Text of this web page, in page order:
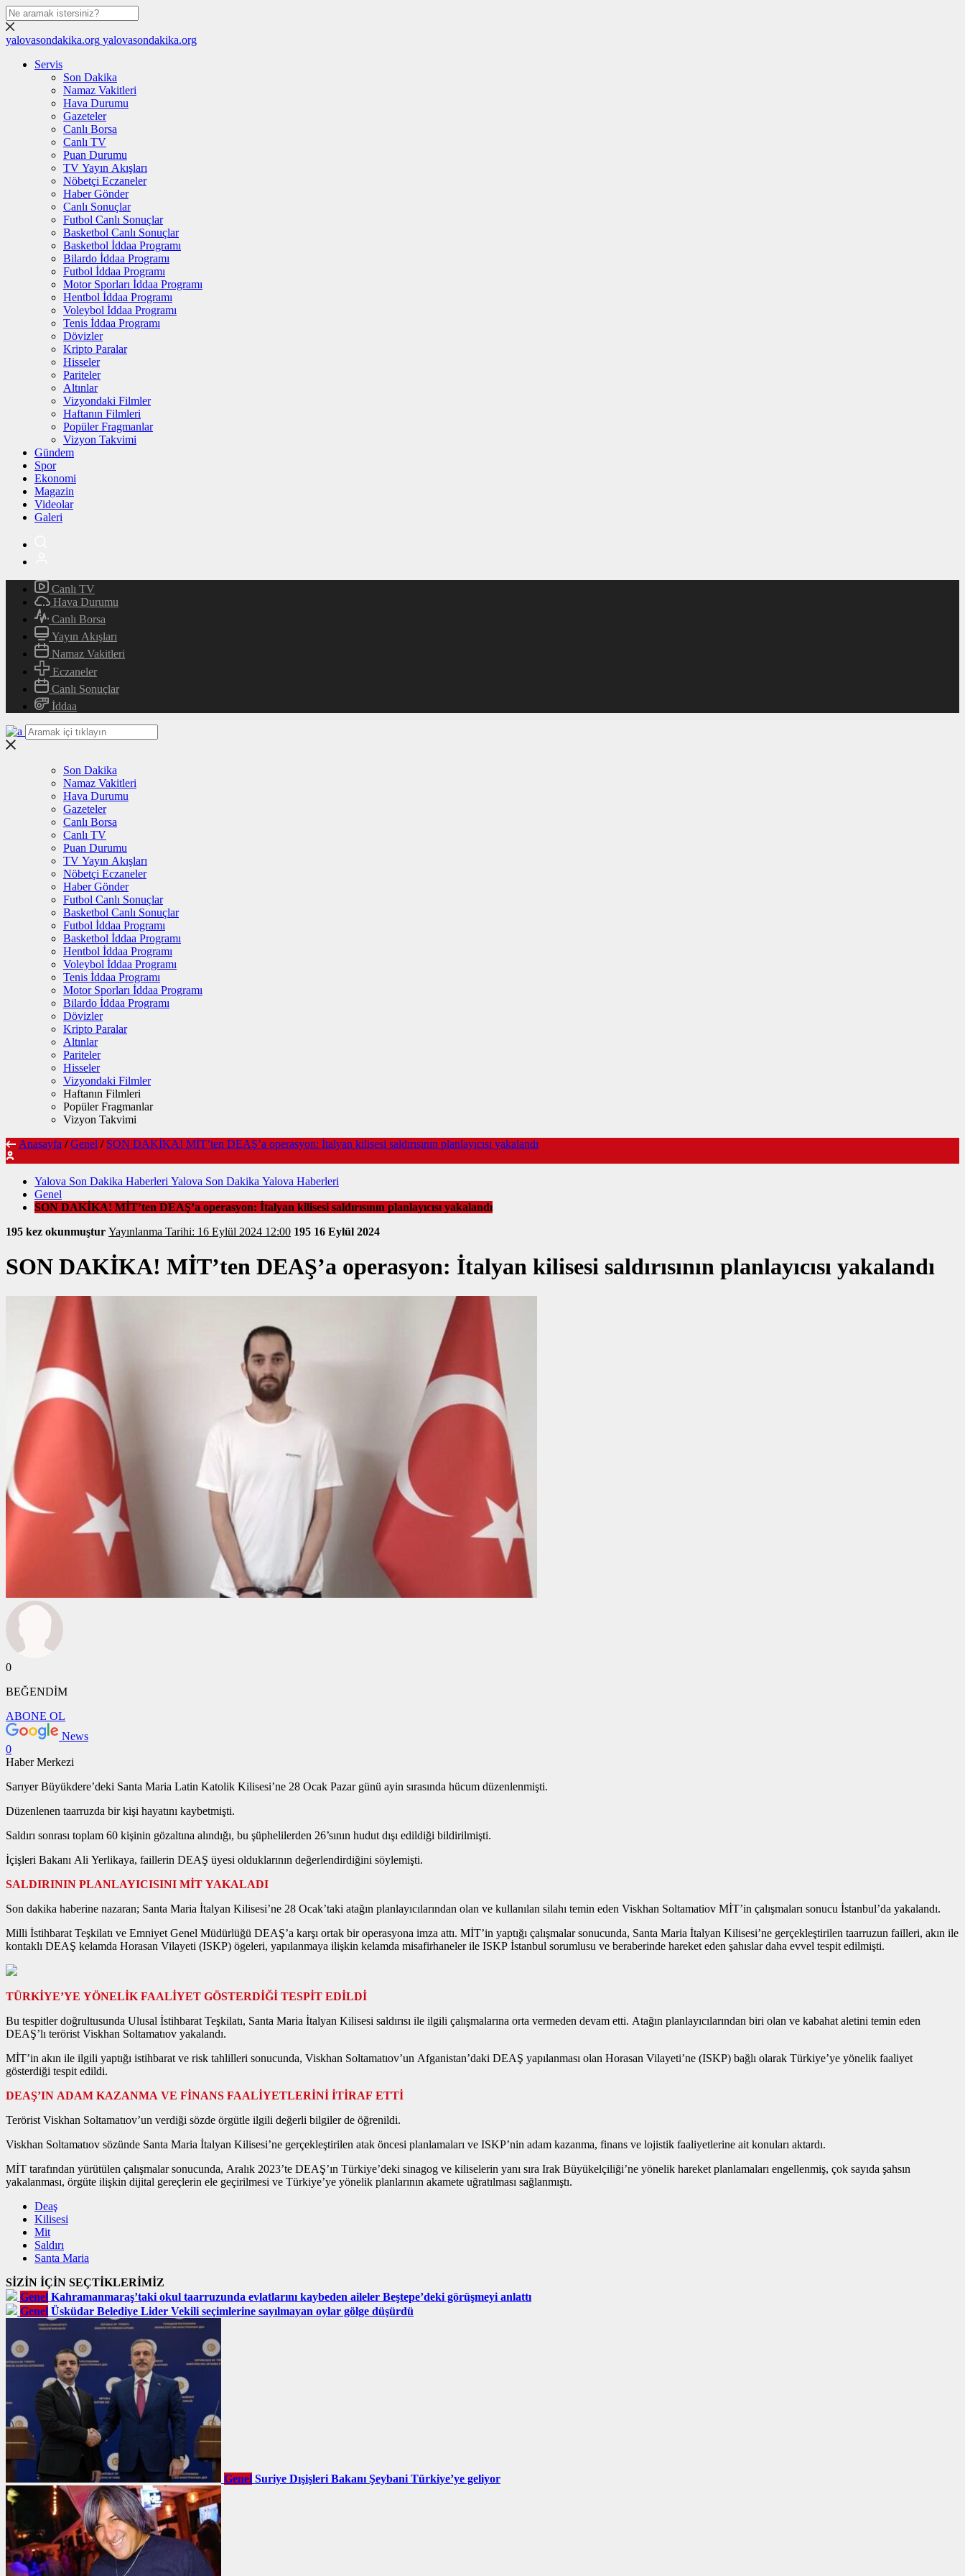
yalovasondakika.org yalovasondakika.org
Servis
Son Dakika
Namaz Vakitleri
Hava Durumu
Gazeteler
Canlı Borsa
Canlı TV
Puan Durumu
TV Yayın Akışları
Nöbetçi Eczaneler
Haber Gönder
Canlı Sonuçlar
Futbol Canlı Sonuçlar
Basketbol Canlı Sonuçlar
Basketbol İddaa Programı
Bilardo İddaa Programı
Futbol İddaa Programı
Motor Sporları İddaa Programı
Hentbol İddaa Programı
Voleybol İddaa Programı
Tenis İddaa Programı
Dövizler
Kripto Paralar
Hisseler
Pariteler
Altınlar
Vizyondaki Filmler
Haftanın Filmleri
Popüler Fragmanlar
Vizyon Takvimi
Gündem
Spor
Ekonomi
Magazin
Videolar
Galeri
Canlı TV
Hava Durumu
Canlı Borsa
Yayın Akışları
Namaz Vakitleri
Eczaneler
Canlı Sonuçlar
İddaa
Son Dakika
Namaz Vakitleri
Hava Durumu
Gazeteler
Canlı Borsa
Canlı TV
Puan Durumu
TV Yayın Akışları
Nöbetçi Eczaneler
Haber Gönder
Futbol Canlı Sonuçlar
Basketbol Canlı Sonuçlar
Futbol İddaa Programı
Basketbol İddaa Programı
Hentbol İddaa Programı
Voleybol İddaa Programı
Tenis İddaa Programı
Motor Sporları İddaa Programı
Bilardo İddaa Programı
Dövizler
Kripto Paralar
Altınlar
Pariteler
Hisseler
Vizyondaki Filmler
Haftanın Filmleri
Popüler Fragmanlar
Vizyon Takvimi
Anasayfa / Genel / SON DAKİKA! MİT’ten DEAŞ’a operasyon: İtalyan kilisesi saldırısının planlayıcısı yakalandı
Yalova Son Dakika Haberleri Yalova Son Dakika Yalova Haberleri
Genel
SON DAKİKA! MİT’ten DEAŞ’a operasyon: İtalyan kilisesi saldırısının planlayıcısı yakalandı
195 kez okunmuştur
Yayınlanma Tarihi: 16 Eylül 2024 12:00 195 16 Eylül 2024
SON DAKİKA! MİT’ten DEAŞ’a operasyon: İtalyan kilisesi saldırısının planlayıcısı yakalandı
0
BEĞENDİM
ABONE OL
News
0
Haber Merkezi
Sarıyer Büyükdere’deki Santa Maria Latin Katolik Kilisesi’ne 28 Ocak Pazar günü ayin sırasında hücum düzenlenmişti.
Düzenlenen taarruzda bir kişi hayatını kaybetmişti.
Saldırı sonrası toplam 60 kişinin gözaltına alındığı, bu şüphelilerden 26’sının hudut dışı edildiği bildirilmişti.
İçişleri Bakanı Ali Yerlikaya, faillerin DEAŞ üyesi olduklarının değerlendirdiğini söylemişti.
SALDIRININ PLANLAYICISINI MİT YAKALADI
Son dakika haberine nazaran; Santa Maria İtalyan Kilisesi’ne 28 Ocak’taki atağın planlayıcılarından olan ve kullanılan silahı temin eden Viskhan Soltamatiov MİT’in çalışmaları sonucu İstanbul’da yakalandı.
Milli İstihbarat Teşkilatı ve Emniyet Genel Müdürlüğü DEAŞ’a karşı ortak bir operasyona imza attı. MİT’in yaptığı çalışmalar sonucunda, Santa Maria İtalyan Kilisesi’ne gerçekleştirilen taarruzun failleri, akın ile
kontaklı DEAŞ kelamda Horasan Vilayeti (ISKP) ögeleri, yapılanmaya ilişkin kelamda misafirhaneler ile ISKP İstanbul sorumlusu ve beraberinde hareket eden şahıslar daha evvel tespit edilmişti.
TÜRKİYE’YE YÖNELİK FAALİYET GÖSTERDİĞİ TESPİT EDİLDİ
Bu tespitler doğrultusunda Ulusal İstihbarat Teşkilatı, Santa Maria İtalyan Kilisesi saldırısı ile ilgili çalışmalarına orta vermeden devam etti. Atağın planlayıcılarından biri olan ve kabahat aletini temin eden
DEAŞ’lı terörist Viskhan Soltamatıov yakalandı.
MİT’in akın ile ilgili yaptığı istihbarat ve risk tahlilleri sonucunda, Viskhan Soltamatıov’un Afganistan’daki DEAŞ yapılanması olan Horasan Vilayeti’ne (ISKP) bağlı olarak Türkiye’ye yönelik faaliyet
gösterdiği tespit edildi.
DEAŞ’IN ADAM KAZANMA VE FİNANS FAALİYETLERİNİ İTİRAF ETTİ
Terörist Viskhan Soltamatıov’un verdiği sözde örgütle ilgili değerli bilgiler de öğrenildi.
Viskhan Soltamatıov sözünde Santa Maria İtalyan Kilisesi’ne gerçekleştirilen atak öncesi planlamaları ve ISKP’nin adam kazanma, finans ve lojistik faaliyetlerine ait konuları aktardı.
MİT tarafından yürütülen çalışmalar sonucunda, Aralık 2023’te DEAŞ’ın Türkiye’deki sinagog ve kiliselerin yanı sıra Irak Büyükelçiliği’ne yönelik hareket planlamaları engellenmiş, çok sayıda şahsın
yakalanması, örgüte ilişkin dijital gereçlerin ele geçirilmesi ve Türkiye’ye yönelik planlarının akamete uğratılması sağlanmıştı.
Deaş
Kilisesi
Mit
Saldırı
Santa Maria
SİZİN İÇİN SEÇTİKLERİMİZ
Genel Kahramanmaraş’taki okul taarruzunda evlatlarını kaybeden aileler Beştepe’deki görüşmeyi anlattı
Genel Üsküdar Belediye Lider Vekili seçimlerine sayılmayan oylar gölge düşürdü
Genel Suriye Dışişleri Bakanı Şeybani Türkiye’ye geliyor